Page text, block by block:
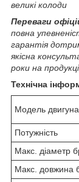
великі колоди
Переваги
повна
гарантія
якісна
роки на
Технічна
Модель двигуна
Потужність
Макс. діаметр
Макс. довжина